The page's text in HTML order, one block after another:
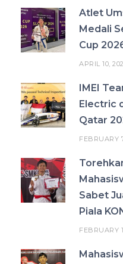
Atlet
Medali
Cup
APRIL 10,
IMEI
Electric
Qatar
FEBRUARY
Sabet
Piala
FEBRUARY